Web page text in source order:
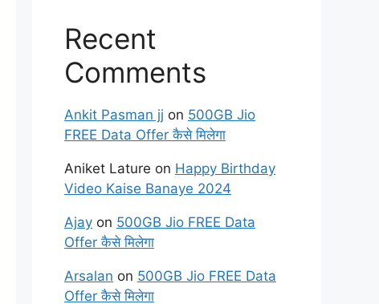
Recent
Comments
Ankit Pasman jj on 500GB Jio
FREE Data Offer कैसे मिलेगा
Aniket Lature on Happy Birthday
Video Kaise Banaye 2024
Ajay on 500GB Jio FREE Data
Offer कैसे मिलेगा
Arsalan on 500GB Jio FREE Data
Offer कैसे मिलेगा